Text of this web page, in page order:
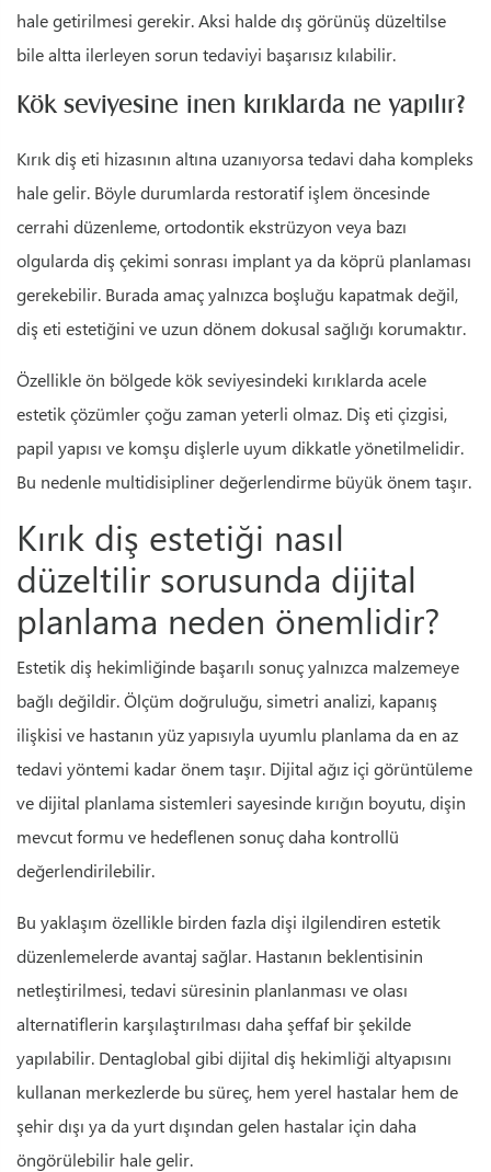
hale getirilmesi gerekir. Aksi halde dış görünüş düzeltilse
bile altta ilerleyen sorun tedaviyi başarısız kılabilir.
Kök seviyesine inen kırıklarda ne yapılır?
Kırık diş eti hizasının altına uzanıyorsa tedavi daha kompleks
hale gelir. Böyle durumlarda restoratif işlem öncesinde
cerrahi düzenleme, ortodontik ekstrüzyon veya bazı
olgularda diş çekimi sonrası implant ya da köprü planlaması
gerekebilir. Burada amaç yalnızca boşluğu kapatmak değil,
diş eti estetiğini ve uzun dönem dokusal sağlığı korumaktır.
Özellikle ön bölgede kök seviyesindeki kırıklarda acele
estetik çözümler çoğu zaman yeterli olmaz. Diş eti çizgisi,
papil yapısı ve komşu dişlerle uyum dikkatle yönetilmelidir.
Bu nedenle multidisipliner değerlendirme büyük önem taşır.
Kırık diş estetiği nasıl
düzeltilir sorusunda dijital
planlama neden önemlidir?
Estetik diş hekimliğinde başarılı sonuç yalnızca malzemeye
bağlı değildir. Ölçüm doğruluğu, simetri analizi, kapanış
ilişkisi ve hastanın yüz yapısıyla uyumlu planlama da en az
tedavi yöntemi kadar önem taşır. Dijital ağız içi görüntüleme
ve dijital planlama sistemleri sayesinde kırığın boyutu, dişin
mevcut formu ve hedeflenen sonuç daha kontrollü
değerlendirilebilir.
Bu yaklaşım özellikle birden fazla dişi ilgilendiren estetik
düzenlemelerde avantaj sağlar. Hastanın beklentisinin
netleştirilmesi, tedavi süresinin planlanması ve olası
alternatiflerin karşılaştırılması daha şeffaf bir şekilde
yapılabilir. Dentaglobal gibi dijital diş hekimliği altyapısını
kullanan merkezlerde bu süreç, hem yerel hastalar hem de
şehir dışı ya da yurt dışından gelen hastalar için daha
öngörülebilir hale gelir.